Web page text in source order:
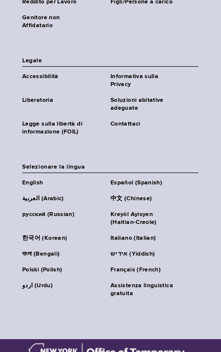
Reddito per Lavoro Figli/Persone a carico
Genitore non
Affidatario
Legale
Accessibilità
Informativa sulla
Privacy
Liberatoria
Soluzioni abitative
adeguate
Legge sulla libertà di
informazione (FOIL)
Contattaci
Selezionare la lingua
English Español (Spanish)
العربية (Arabic) 中文 (Chinese)
русский (Russian)
Kreyòl Ayisyen
(Haitian-Creole)
한국어 (Korean) Italiano (Italian)
বাংলা (Bengali) אידיש (Yiddish)
Polski (Polish) Français (French)
اردو (Urdu)
Assistenza linguistica
gratuita